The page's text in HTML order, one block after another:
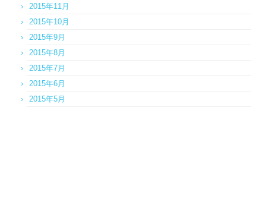
2015年11月
2015年10月
2015年9月
2015年8月
2015年7月
2015年6月
2015年5月